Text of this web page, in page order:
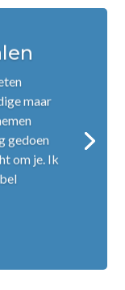
maar
gedoen
om je. Ik